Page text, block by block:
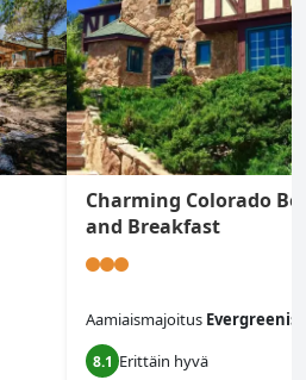
Charming Colorado
and Breakfast
Aamiaismajoitus
8.1 Erittäin hyvä